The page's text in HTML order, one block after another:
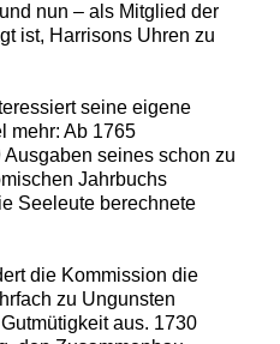
nun – als Mitglied der
ist, Harrisons Uhren zu
seine eigene
mehr: Ab 1765
seines schon zu
Jahrbuchs
Seeleute berechnete
die Kommission die
zu Ungunsten
aus. 1730